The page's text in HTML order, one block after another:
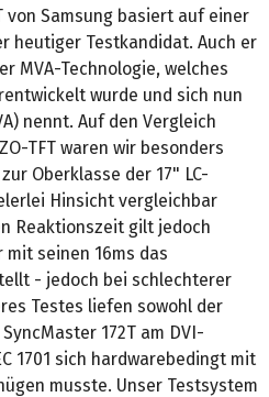
von Samsung basiert auf einer
heutiger Testkandidat. Auch er
MVA-Technologie, welches
wurde und sich nun
nennt. Auf den Vergleich
TFT waren wir besonders
Oberklasse der 17" LC-
Hinsicht vergleichbar
Reaktionszeit gilt jedoch
mit seinen 16ms das
- jedoch bei schlechterer
Testes liefen sowohl der
172T am DVI-
1701 sich hardwarebedingt mit
musste. Unser Testsystem